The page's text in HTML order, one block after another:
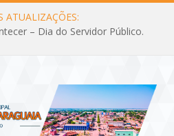
ATUALIZAÇÕES:
– Dia do Servidor Público.